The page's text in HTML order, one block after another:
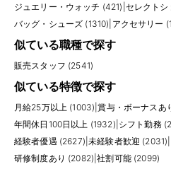
ジュエリー・ウォッチ (421) セレクト
バッグ・シューズ (1310) アクセサリー
似ている職種で探す
販売スタッフ (2541)
似ている特徴で探す
月給25万以上 (1003) |賞与・ボーナスあ
年間休日100日以上 (1932) シフト勤務
経験者優遇 (2627) |未経験者歓迎 (2031)
研修制度あり (2082) |社割可能 (2099)